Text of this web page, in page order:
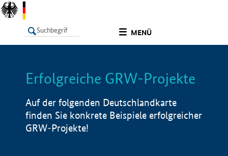
MENÜ
LISTE Info
Erfolgreiche GRW-Projekte
Auf der folgenden Deutschlandkarte
finden Sie konkrete Beispiele erfolgreicher
GRW-Projekte!